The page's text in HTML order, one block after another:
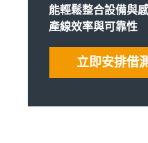
能輕鬆整合設備與
產線效率與可靠性
立即安排借